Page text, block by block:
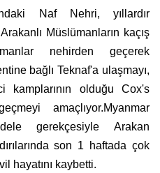
Naf Nehri, yıllardır
Müslümanların kaçış
nehirden geçerek
bağlı Teknaf'a ulaşmayı,
kamplarının olduğu Cox's
amaçlıyor.Myanmar
gerekçesiyle Arakan
son 1 haftada çok
hayatını kaybetti.